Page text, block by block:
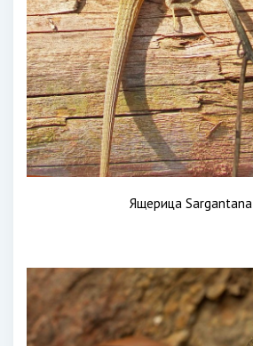
Ящерица Sargantana